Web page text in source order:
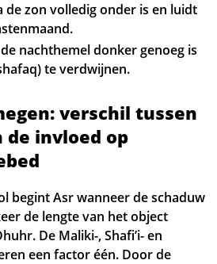
zon volledig onder is en luidt
nachthemel donker genoeg is
te verdwijnen.
verschil tussen
invloed op
begint Asr wanneer de schaduw
de lengte van het object
De Maliki-, Shafi’i- en
een factor één. Door de